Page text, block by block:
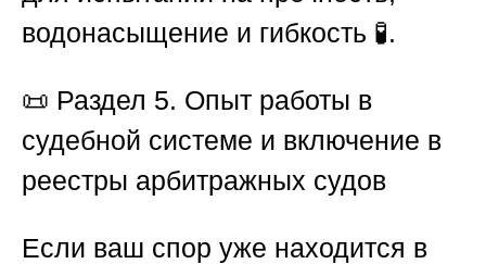
водонасыщение и гибкость 🧪.
📜 Раздел 5. Опыт работы в
судебной системе и включение в
реестры арбитражных судов
Если ваш спор уже находится в